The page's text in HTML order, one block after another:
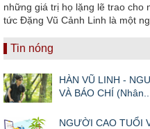
những giá trị họ lặng lẽ trao cho
tức Đặng Vũ Cảnh Linh là một
Tin nóng
HÀN VŨ LINH -
VÀ BÁO CHÍ (Nhân...
NGƯỜI CAO TUỔI